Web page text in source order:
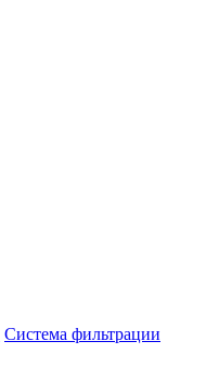
Система фильтрации